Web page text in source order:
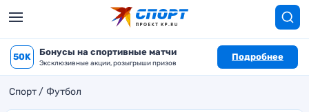
50K Бонусы на спортивные матчи
Эксклюзивные акции, розыгрыши призов
Подробнее
Спорт Футбол